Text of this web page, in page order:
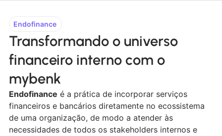
Endofinance
Transformando o universo
financeiro interno com o
mybenk
Endofinance é a prática de incorporar serviços
financeiros e bancários diretamente no ecossistema
de uma organização, de modo a atender às
necessidades de todos os stakeholders internos e